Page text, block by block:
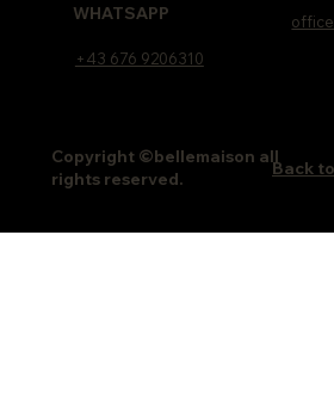
WHATSAPP
+43 676 9206310
Copyright ©bellemaison all
rights reserved.
Back